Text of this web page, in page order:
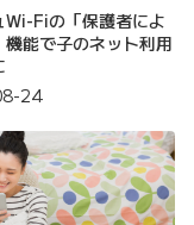
Wi-Fiの「保護者によ
機能で子のネット利用
24